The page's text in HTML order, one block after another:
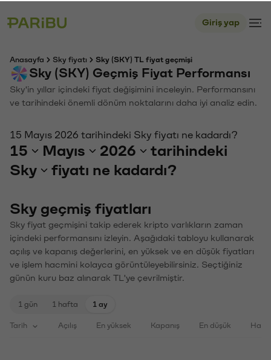
Giriş yap
Anasayfa Sky fiyatı Sky (SKY) TL fiyat geçmişi
Sky (SKY) Geçmiş Fiyat Performansı
Sky'in yıllar içindeki fiyat değişimini inceleyin. Performansını
ve tarihindeki önemli dönüm noktalarını daha iyi analiz edin.
15 Mayıs 2026 tarihindeki Sky fiyatı ne kadardı?
15 Mayıs 2026
tarihindeki
Sky
fiyatı ne kadardı?
Sky geçmiş fiyatları
Sky fiyat geçmişini takip ederek kripto varlıkların zaman
içindeki performansını izleyin. Aşağıdaki tabloyu kullanarak
açılış ve kapanış değerlerini, en yüksek ve en düşük fiyatları
ve işlem hacmini kolayca görüntüleyebilirsiniz. Seçtiğiniz
günün kuru baz alınarak TL'ye çevrilmiştir.
1 gün 1 hafta 1 ay
Tarih Açılış En yüksek Kapanış En düşük